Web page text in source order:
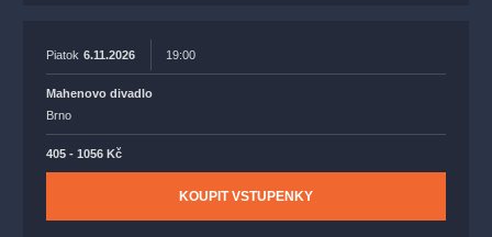
Piatok 6.11.2026 19:00
Mahenovo divadlo
Brno
405 - 1056 Kč
KOUPIT VSTUPENKY